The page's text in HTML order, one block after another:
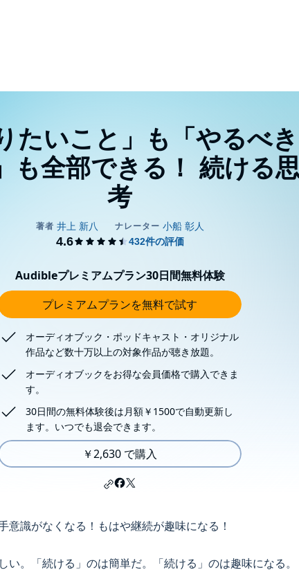
たいこと」も「やるべき
も全部できる！ 続ける
考
Audibleプレミアムプラン30日間無料体験
プレミアムプランを無料で試す
オーディオブック・ポッドキャスト・オリジナル
作品など数十万以上の対象作品が聴き放題。
オーディオブックをお得な会員価格で購入できま
す。
30日間の無料体験後は月額￥1500で自動更新し
ます。いつでも退会できます。
￥2,630 で購入
意識がなくなる！もはや継続が趣味になる！
い。「続ける」のは簡単だ。「続ける」のは趣味になる。